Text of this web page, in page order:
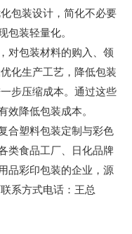
包装设计，简化不必要
包装轻量化。
包装材料的购入、领
化生产工艺，降低包装
步压缩成本。通过这些
效降低包装成本。
合塑料包装定制与彩色
类食品工厂、日化品牌
品彩印包装的企业，源
系方式电话：王总